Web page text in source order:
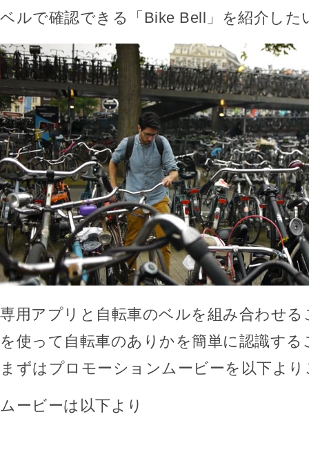
ベルで確認できる「Bike Bell」を紹介した
専用アプリと自転車のベルを組み合わせる
を使って自転車のありかを簡単に認識す
まずはプロモーションムービーを以下よ
ムービーは以下より